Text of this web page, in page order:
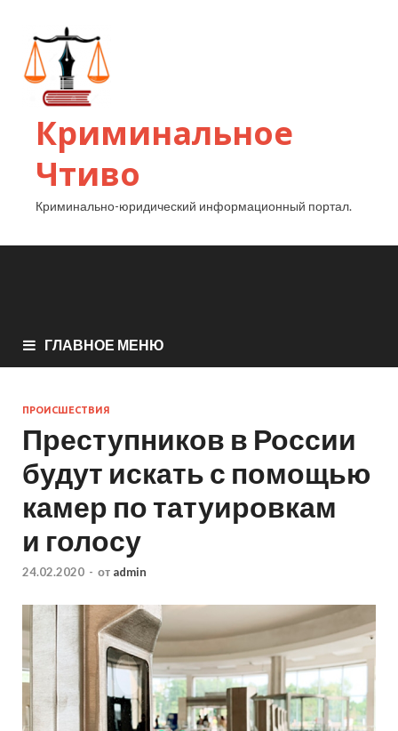
Криминальное
Чтиво
Криминально-юридический информационный портал.
ГЛАВНОЕ МЕНЮ
ПРОИСШЕСТВИЯ
Преступников в России
будут искать с помощью
камер по татуировкам
и голосу
24.02.2020 - от admin